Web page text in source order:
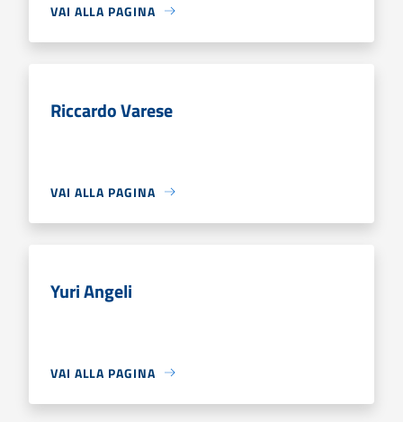
VAI ALLA PAGINA
Riccardo Varese
VAI ALLA PAGINA
Yuri Angeli
VAI ALLA PAGINA